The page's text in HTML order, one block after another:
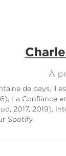
À
de pays, il
La Confiance
2017, 2019).
Spotify.